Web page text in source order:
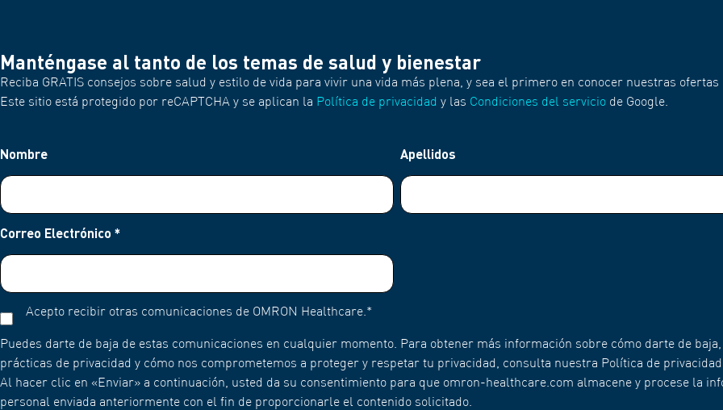
Manténgase al tanto de los temas de salud y bienestar
Reciba GRATIS consejos sobre salud y estilo de vida para vivir una vida más plena, y sea el primero en conocer nuestras ofertas
Este sitio está protegido por reCAPTCHA y se aplican la Política de privacidad y las Condiciones del servicio de Google.
Nombre Apellidos
Correo Electrónico *
Acepto recibir otras comunicaciones de OMRON Healthcare.*
Puedes darte de baja de estas comunicaciones en cualquier momento. Para obtener más información sobre cómo darte de
prácticas de privacidad y cómo nos comprometemos a proteger y respetar tu privacidad, consulta nuestra Política de
Al hacer clic en «Enviar» a continuación, usted da su consentimiento para que omron-healthcare.com almacene y procese la
personal enviada anteriormente con el fin de proporcionarle el contenido solicitado.